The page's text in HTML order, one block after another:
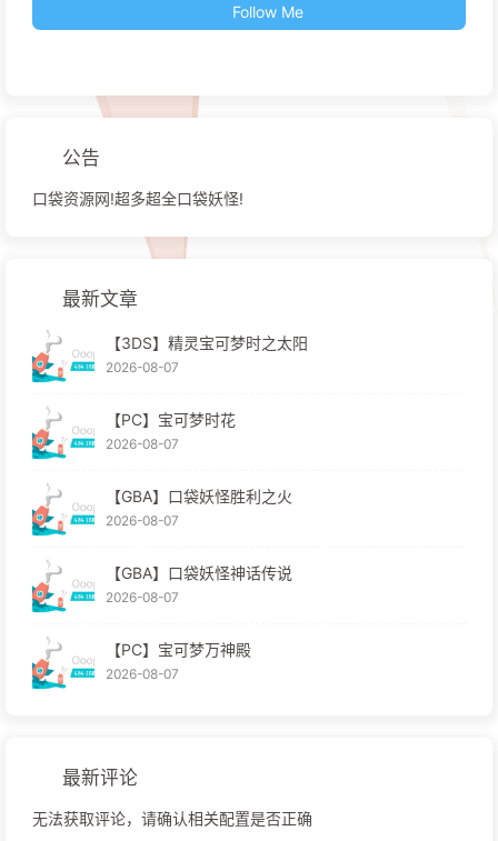
Follow Me
公告
口袋资源网!超多超全口袋妖怪!
最新文章
【3DS】精灵宝可梦时之太阳
2026-08-07
【PC】宝可梦时花
2026-08-07
【GBA】口袋妖怪胜利之火
2026-08-07
【GBA】口袋妖怪神话传说
2026-08-07
【PC】宝可梦万神殿
2026-08-07
最新评论
无法获取评论，请确认相关配置是否正确